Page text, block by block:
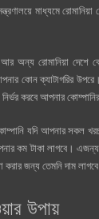
মাধ্যমে
আর অন্য রোমানিয়া
কোন ক্যাটাগরির
করবে আপনার কোম্পানির
যদি আপনার সকল
কম টাকা লাগবে। এজন্য
করার জন্য তেমনি দাম
উপায়